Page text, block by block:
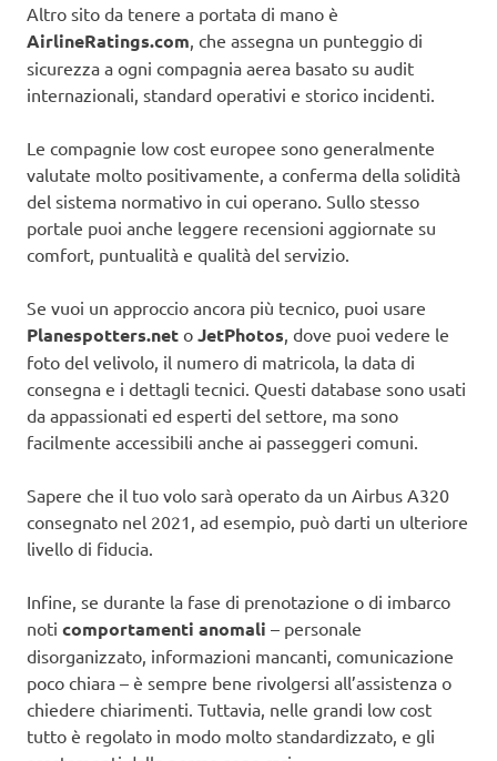
Altro sito da tenere a portata di mano è
AirlineRatings.com , che assegna un punteggio di
sicurezza a ogni compagnia aerea basato su audit
internazionali, standard operativi e storico incidenti.
Le compagnie low cost europee sono generalmente
valutate molto positivamente, a conferma della solidità
del sistema normativo in cui operano. Sullo stesso
portale puoi anche leggere recensioni aggiornate su
comfort, puntualità e qualità del servizio.
Se vuoi un approccio ancora più tecnico, puoi usare
Planespotters.net o JetPhotos , dove puoi vedere le
foto del velivolo, il numero di matricola, la data di
consegna e i dettagli tecnici. Questi database sono usati
da appassionati ed esperti del settore, ma sono
facilmente accessibili anche ai passeggeri comuni.
Sapere che il tuo volo sarà operato da un Airbus A320
consegnato nel 2021, ad esempio, può darti un ulteriore
livello di fiducia.
Infine, se durante la fase di prenotazione o di imbarco
noti comportamenti anomali – personale
disorganizzato, informazioni mancanti, comunicazione
poco chiara – è sempre bene rivolgersi all’assistenza o
chiedere chiarimenti. Tuttavia, nelle grandi low cost
tutto è regolato in modo molto standardizzato, e gli